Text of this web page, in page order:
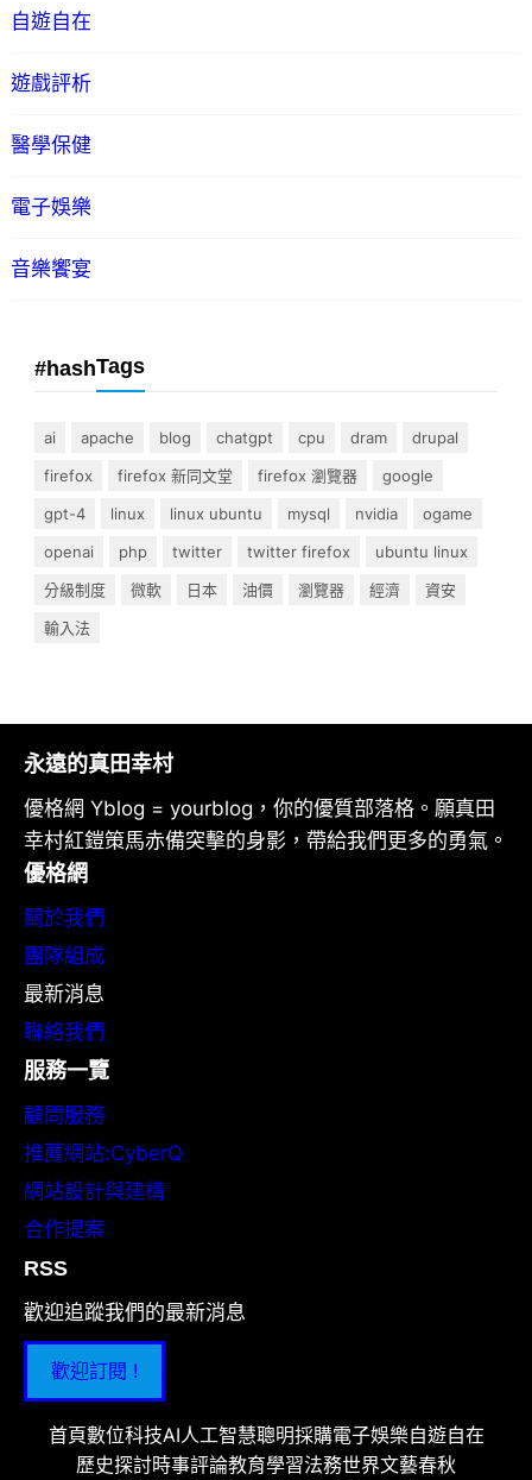
自遊自在
遊戲評析
醫學保健
電子娛樂
音樂饗宴
#hashTags
ai apache blog chatgpt cpu dram
drupal
firefox
firefox 新同文堂 firefox 瀏覽器
google
gpt-4
linux linux ubuntu mysql nvidia
ogame
openai
php twitter twitter firefox
ubuntu linux
分級制度
微軟 日本 油價 瀏覽器 經濟
資安
輸入法
永遠的真田幸村
優格網 Yblog = yourblog，你的優質部落格。願真田
幸村紅鎧策馬赤備突擊的身影，帶給我們更多的勇氣。
優格網
關於我們
團隊組成
最新消息
聯絡我們
服務一覽
顧問服務
推薦網站:CyberQ
網站設計與建構
合作提案
RSS
歡迎追蹤我們的最新消息
歡迎訂閱 !
首頁數位科技AI人工智慧聰明採購電子娛樂自遊自在
歷史探討時事評論教育學習法務世界文藝春秋